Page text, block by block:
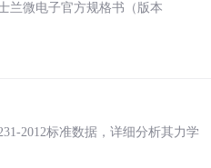
兰微电子官方规格书（版本
2012标准数据，详细分析其力学